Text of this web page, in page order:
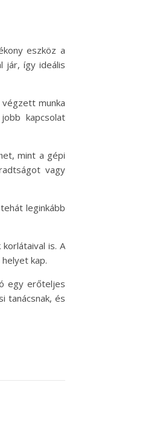
eszköz a
jár, így ideális
munka
kapcsolat
mint a gépi
vagy
leginkább
is. A
kap.
egy erőteljes
tanácsnak, és